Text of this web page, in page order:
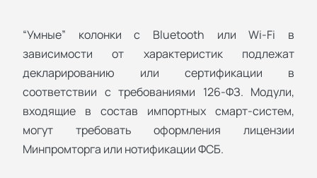
“Умные” колонки с Bluetooth или Wi-Fi в
зависимости от характеристик подлежат
декларированию или сертификации в
соответствии с требованиями 126-ФЗ. Модули,
входящие в состав импортных смарт-систем,
могут требовать оформления лицензии
Минпромторга или нотификации ФСБ.